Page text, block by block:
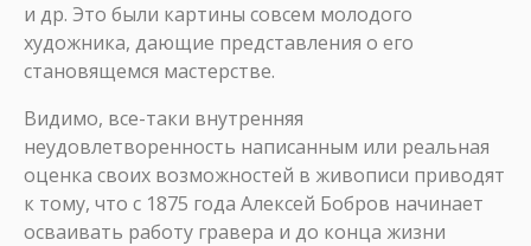
и др. Это были картины совсем молодого
художника, дающие представления о его
становящемся мастерстве.
Видимо, все-таки внутренняя
неудовлетворенность написанным или реальная
оценка своих возможностей в живописи приводят
к тому, что с 1875 года Алексей Бобров начинает
осваивать работу гравера и до конца жизни